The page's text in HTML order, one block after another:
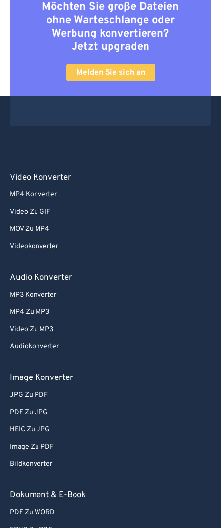
Möchten Sie große Dateien
ohne Warteschlange oder
Werbung konvertieren?
Jetzt upgraden
Melden Sie sich an
Video Konverter
MP4 Konverter
Video Zu GIF
MOV Zu MP4
Videokonverter
Audio Konverter
MP3 Konverter
MP4 Zu MP3
Video Zu MP3
Audiokonverter
Image Konverter
JPG Zu PDF
PDF Zu JPG
HEIC Zu JPG
Image Zu PDF
Bildkonverter
Dokument & E-Book
PDF Zu WORD